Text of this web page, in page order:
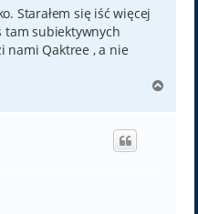
Starałem się iść więcej
subiektywnych
nami Qaktree , a nie
g